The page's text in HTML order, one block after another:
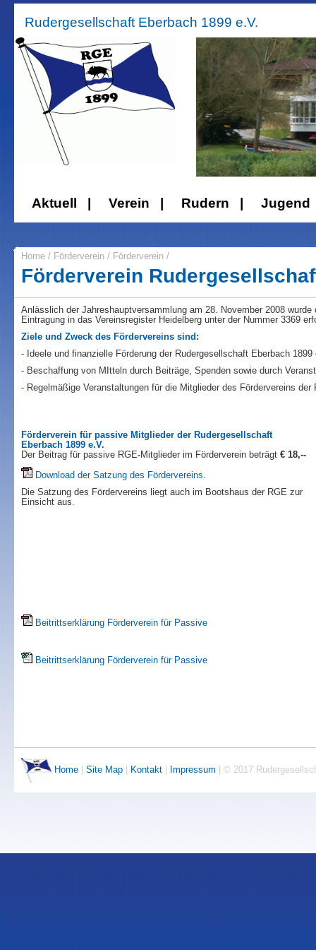
Rudergesellschaft Eberbach 1899 e.V.
Aktuell | Verein | Rudern |
Home/ Förderverein/ Förderverein /
Förderverein
Anlässlich der Jahreshauptversammlung am 28. November 2008
Eintragung in das Vereinsregister Heidelberg unter der Nummer 3369
Ziele und Zweck des Fördervereins sind:
- Ideele und finanzielle Förderung der Rudergesellschaft Eberbach 1899
- Beschaffung von MItteln durch Beiträge, Spenden sowie durch
- Regelmäßige Veranstaltungen für die Mitglieder des Fördervereins
Förderverein für passive Mitglieder der Rudergesellschaft
Eberbach 1899 e.V.
Der Beitrag für passive RGE-Mitglieder im Förderverein beträgt € 18,--
Download der Satzung des Fördervereins.
Die Satzung des Fördervereins liegt auch im Bootshaus der RGE zur
Einsicht aus.
Beitrittserklärung Förderverein für Passive
Beitrittserklärung Förderverein für Passive
Home| Site Map| Kontakt| Impressum | © 2017